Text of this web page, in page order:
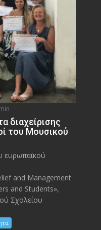
διαχείρισης
του Μουσικού
ευρωπαϊκού
and Management
and Students»,
Σχολείου